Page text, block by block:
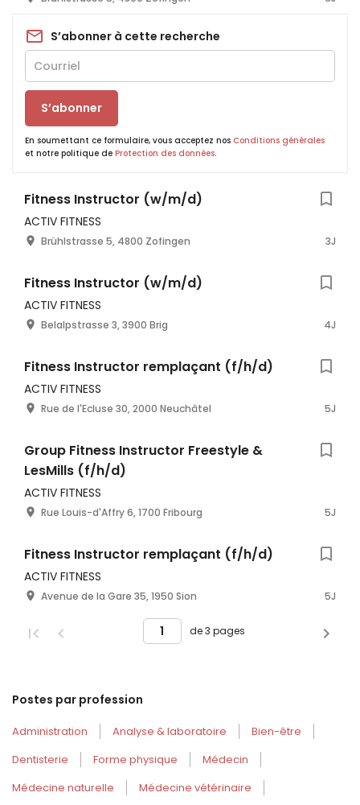
S’abonner à cette recherche
S’abonner
En soumettant ce formulaire, vous acceptez nos Conditions générales
et notre politique de Protection des données.
Fitness Instructor (w/m/d)
ACTIV FITNESS
Brühlstrasse 5, 4800 Zofingen 3J
Fitness Instructor (w/m/d)
ACTIV FITNESS
Belalpstrasse 3, 3900 Brig 4J
Fitness Instructor remplaçant (f/h/d)
ACTIV FITNESS
Rue de l'Ecluse 30, 2000 Neuchâtel 5J
Group Fitness Instructor Freestyle &
LesMills (f/h/d)
ACTIV FITNESS
Rue Louis-d'Affry 6, 1700 Fribourg 5J
Fitness Instructor remplaçant (f/h/d)
ACTIV FITNESS
Avenue de la Gare 35, 1950 Sion 5J
de 3 pages
Postes par profession
Administration Analyse & laboratoire
Bien-être
Dentisterie
Forme physique
Médecin
Médecine naturelle
Médecine vétérinaire